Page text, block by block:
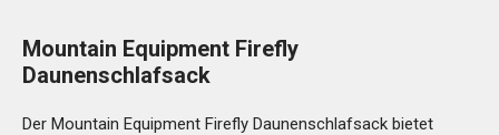
Mountain Equipment Firefly
Daunenschlafsack
Der Mountain Equipment Firefly Daunenschlafsack bietet